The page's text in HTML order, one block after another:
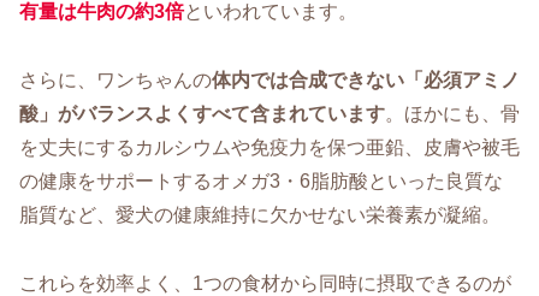
有量は牛肉の約3倍といわれています。
さらに、ワンちゃんの体内では合成できない「必須アミノ
酸」がバランスよくすべて含まれています。ほかにも、骨
を丈夫にするカルシウムや免疫力を保つ亜鉛、皮膚や被毛
の健康をサポートするオメガ3・6脂肪酸といった良質な
脂質など、愛犬の健康維持に欠かせない栄養素が凝縮。
これらを効率よく、1つの食材から同時に摂取できるのが